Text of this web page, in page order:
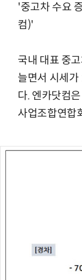
'중고차 수요
컴)'
국내 대표 중
늘면서 시세
다. 엔카닷컴
사업조합연합